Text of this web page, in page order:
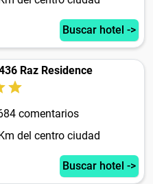
Buscar hotel ->
Raz Residence
comentarios
del centro ciudad
Buscar hotel ->